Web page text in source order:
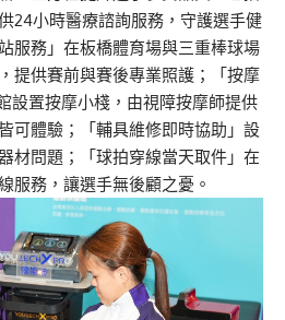
24小時醫療諮詢服務，守護選手健
服務」在板橋體育場與三重棒球場
提供賽前與賽後專業照護；「按摩
設置按摩小棧，由視障按摩師提供
可體驗；「輔具維修即時協助」設
材問題；「球拍穿線當天取件」在
服務，讓選手無後顧之憂。